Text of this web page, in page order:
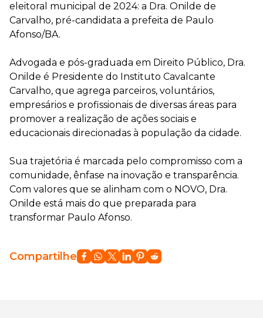
eleitoral municipal de 2024: a Dra. Onilde de
Carvalho, pré-candidata a prefeita de Paulo
Afonso/BA.
Advogada e pós-graduada em Direito Público, Dra.
Onilde é Presidente do Instituto Cavalcante
Carvalho, que agrega parceiros, voluntários,
empresários e profissionais de diversas áreas para
promover a realização de ações sociais e
educacionais direcionadas à população da cidade.
Sua trajetória é marcada pelo compromisso com a
comunidade, ênfase na inovação e transparência.
Com valores que se alinham com o NOVO, Dra.
Onilde está mais do que preparada para
transformar Paulo Afonso.
Compartilhe